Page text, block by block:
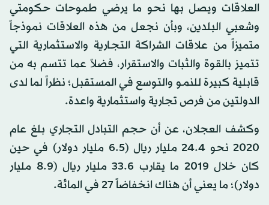
العلاقات ويصل بها نحو ما يرضي طموحات حكومتي
وشعبي البلدين، وبأن نجعل من هذه العلاقات نموذجاً
متميزاً من علاقات الشراكة التجـارية والاستثمارية التي
تتميز بالقوة والثبات والاستقرار، فضلاً عما تتسم به من
قابلية كبيرة للنمـو والتوسع في المستقبل؛ نظراً لما لدى
الدولتين من فرص تجارية واستثمارية واعدة.
وكشف العجلان، عن أن حجم التبادل التجاري بلغ عام
2020 نحو 24.4 مليار ريال (6.5 مليار دولار) في حين
كان خلال 2019 ما يقارب 33.6 مليار ريال (8.9 مليار
دولار)؛ ما يعني أن هناك انخفاضاً 27 في المائة.